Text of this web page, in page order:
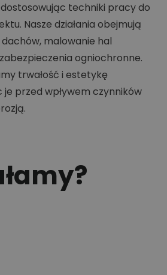
techniki pracy do
Nasze działania obejmują
malowanie hal
ogniochronne.
trwałość i estetykę
przed wpływem czynników